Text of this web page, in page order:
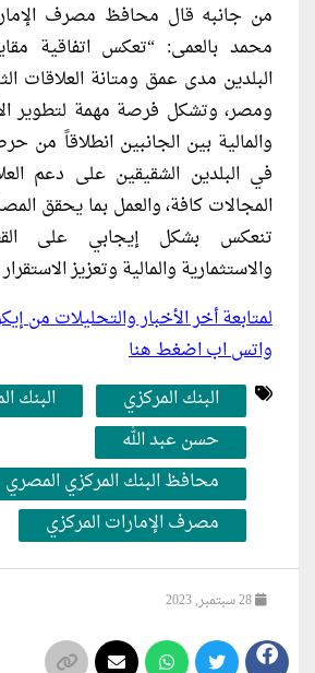
من جانبه قال محافظ مصرف
محمد بالعمى: “تعكس اتفاقية
البلدين مدى عمق ومتانة العلاقات
ومصر، وتشكل فرصة مهمة لتطوير
والمالية بين الجانبين انطلاقاً من
في البلدين الشقيقين على دعم
المجالات كافة، والعمل بما يحقق
تنعكس بشكل إيجابي على
والاستثمارية والمالية وتعزيز
لمتابعة أخر الأخبار والتحليلات من
واتس اب اضغط هنا
البنك المركزي
البنك
حسن عبد الله
محافظ البنك المركزي المصري
مصرف الإمارات المركزي